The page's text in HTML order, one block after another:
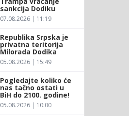
sankcija Dodiku
07.08.2026 | 11:19
Republika Srpska je
privatna teritorija
Milorada Dodika
05.08.2026 | 15:49
Pogledajte koliko će
nas tačno ostati u
BiH do 2100. godine!
05.08.2026 | 10:00